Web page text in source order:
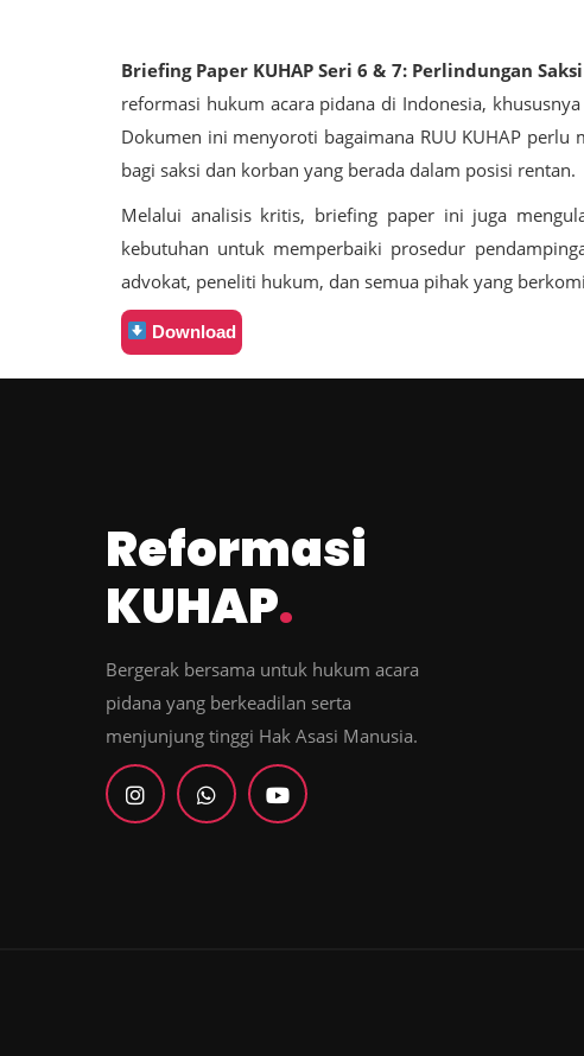
Briefing Paper KUHAP Seri 6 & 7: Perlindungan
reformasi hukum acara pidana di Indonesia,
Dokumen ini menyoroti bagaimana RUU KUHAP
bagi saksi dan korban yang berada dalam posisi rentan.
Melalui analisis kritis, briefing paper ini juga
kebutuhan untuk memperbaiki prosedur
advokat, peneliti hukum, dan semua pihak yang
Download
Reformasi
KUHAP.
Bergerak bersama untuk hukum acara
pidana yang berkeadilan serta
menjunjung tinggi Hak Asasi Manusia.